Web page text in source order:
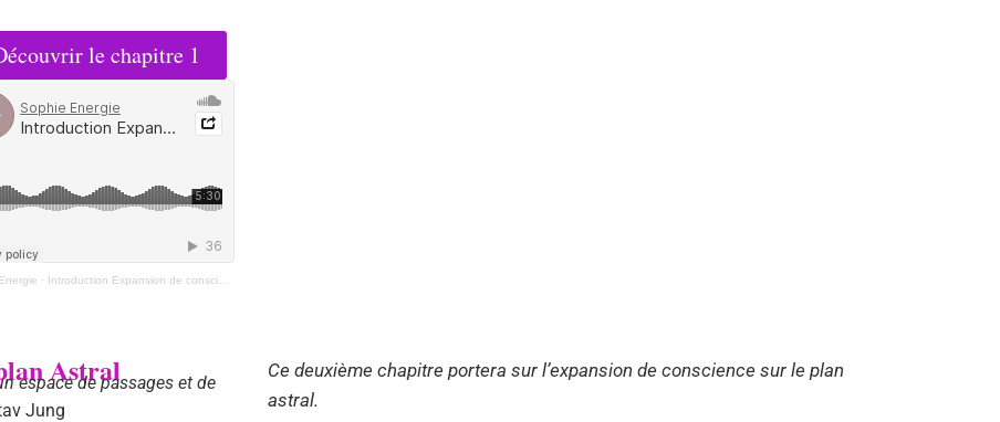
le chapitre 1
· Introduction Expansion de conscience
Astral
espace de passages et de
Jung
Ce deuxième chapitre portera sur l’expansion de conscience sur le plan
astral.